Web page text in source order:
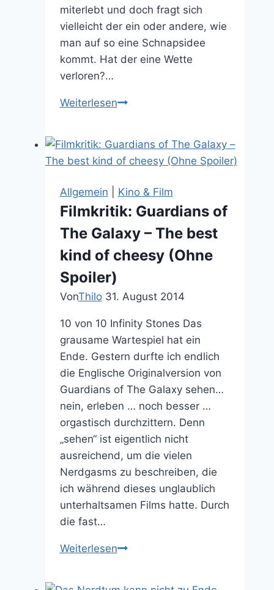
miterlebt und doch fragt sich
vielleicht der ein oder andere, wie
man auf so eine Schnapsidee
kommt. Hat der eine Wette
verloren?…
Weiterlesen10
die
freiwillig
Allgemein Kino & Film
Filmkritik: Guardians of
The Galaxy – The best
kind of cheesy (Ohne
Spoiler)
VonThilo 31. August 2014
10 von 10 Infinity Stones Das
grausame Wartespiel hat ein
Ende. Gestern durfte ich endlich
die Englische Originalversion von
Guardians of The Galaxy sehen…
nein, erleben … noch besser …
orgastisch durchzittern. Denn
„sehen“ ist eigentlich nicht
ausreichend, um die vielen
Nerdgasms zu beschreiben, die
ich während dieses unglaublich
unterhaltsamen Films hatte. Durch
die fast…
WeiterlesenFilmkritik: